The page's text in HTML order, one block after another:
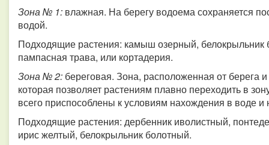
Зона № 1: влажная. На берегу водоема сохраняется
водой.
Подходящие растения: камыш озерный, белокрыльник
пампасная трава, или кортадерия.
Зона № 2: береговая. Зона, расположенная от берега
которая позволяет растениям плавно переходить в
всего приспособлены к условиям нахождения в воде и
Подходящие растения: дербенник иволистный,
ирис желтый, белокрыльник болотный.